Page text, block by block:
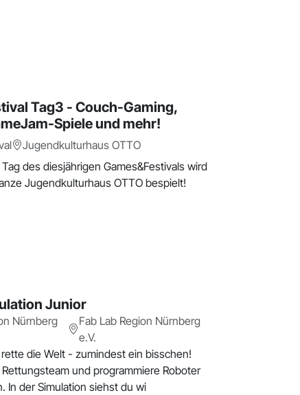
Tag3 - Couch-Gaming,
Spiele und mehr!
Jugendkulturhaus OTTO
des diesjährigen Games&Festivals wird
Jugendkulturhaus OTTO bespielt!
Junior
Nürnberg
Fab Lab Region Nürnberg
e.V.
die Welt - zumindest ein bisschen!
und programmiere Roboter
In der Simulation siehst du wi